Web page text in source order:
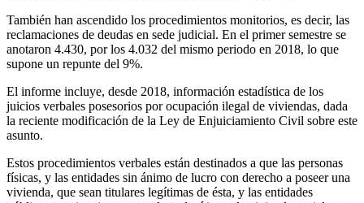
También han ascendido los procedimientos monitorios, es decir, las
reclamaciones de deudas en sede judicial. En el primer semestre se
anotaron 4.430, por los 4.032 del mismo periodo en 2018, lo que
supone un repunte del 9%.
El informe incluye, desde 2018, información estadística de los
juicios verbales posesorios por ocupación ilegal de viviendas, dada
la reciente modificación de la Ley de Enjuiciamiento Civil sobre este
asunto.
Estos procedimientos verbales están destinados a que las personas
físicas, y las entidades sin ánimo de lucro con derecho a poseer una
vivienda, que sean titulares legítimas de ésta, y las entidades